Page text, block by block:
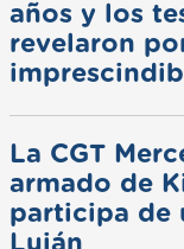
años y los
revelaron
La CGT
armado de
participa de
Luján